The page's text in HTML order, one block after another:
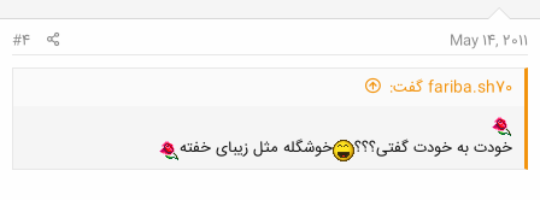
May 14, 2011
#4
fariba.sh70 گفت:
خودت به خودت گفتی؟؟؟ خوشگله مثل زیبای خفته